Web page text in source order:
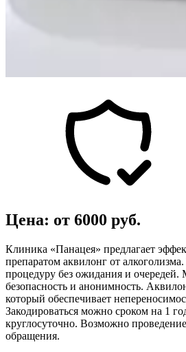
Цена: от 6000 руб.
Клиника «Панацея» предлагает
препаратом аквилонг от
процедуру без ожидания и
безопасность и анонимность.
который обеспечивает
Закодироваться можно сроком на 1
круглосуточно. Возможно
обращения.